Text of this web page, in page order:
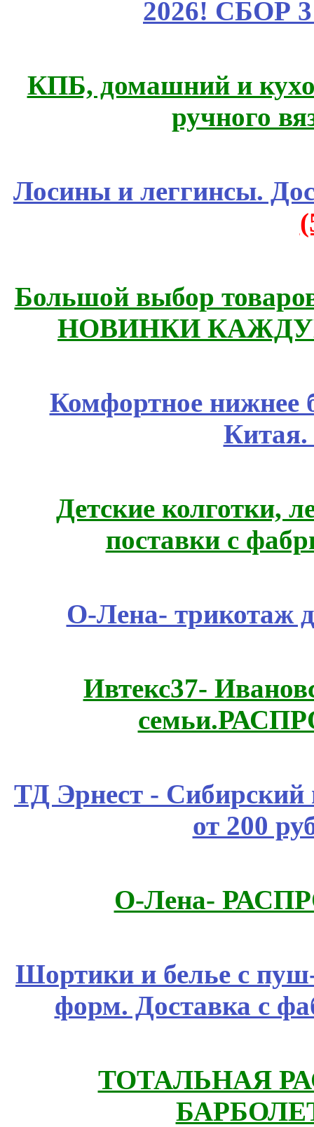
2026! СБОР
КПБ, домашний и
ручного
Лосины и леггинсы.
Большой выбор
НОВИНКИ
Комфортное нижнее
Детские колготки,
поставки с
О-Лена- трикотаж
Ивтекс37-
ТД Эрнест - Сибирский
от 200
О-Лена-
Шортики и белье с
форм. Доставка с
ТОТАЛЬНАЯ